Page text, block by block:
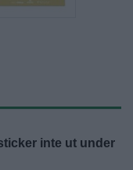
inte ut under